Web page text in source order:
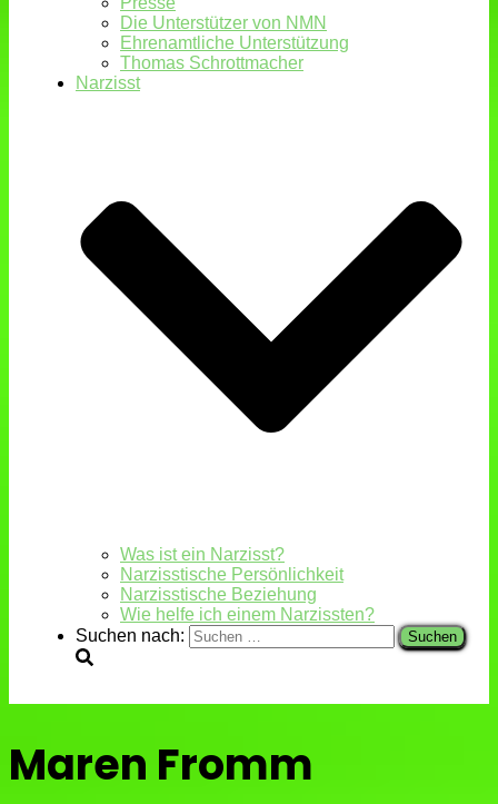
Die Unterstützer von NMN
Ehrenamtliche Unterstützung
Thomas Schrottmacher
Narzisst
Was ist ein Narzisst?
Narzisstische Persönlichkeit
Narzisstische Beziehung
Wie helfe ich einem Narzissten?
Suchen nach:
Maren Fromm